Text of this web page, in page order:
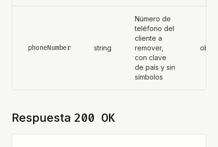
phoneNumber string
Número de
teléfono del
cliente a
remover,
con clave
de país y sin
símbolos
Respuesta 200 OK